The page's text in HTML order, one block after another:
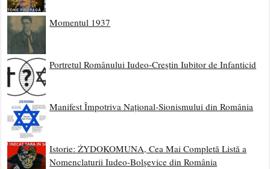
Momentul 1937
Portretul Românului Iudeo-Creștin Iubitor de Infanticid
Manifest Împotriva Național-Sionismului din România
Istorie: ŻYDOKOMUNA, Cea Mai Completă Listă a
Nomenclaturii Iudeo-Bolșevice din România